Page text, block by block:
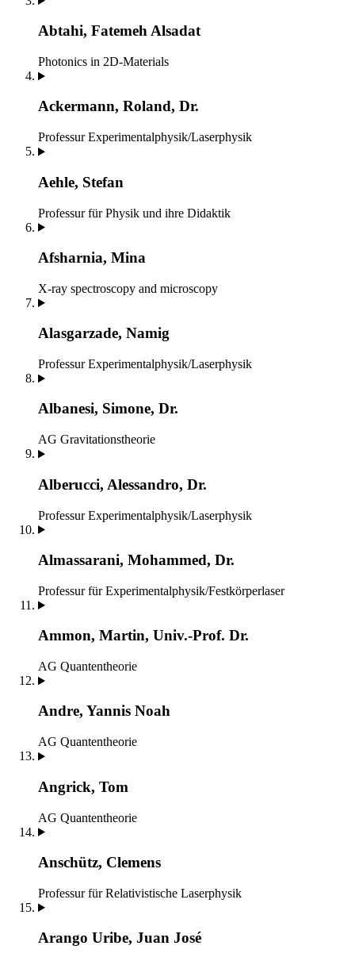
Abtahi, Fatemeh Alsadat
Photonics in 2D-Materials
Ackermann, Roland, Dr.
Professur Experimentalphysik/Laserphysik
Aehle, Stefan
Professur für Physik und ihre Didaktik
Afsharnia, Mina
X-ray spectroscopy and microscopy
Alasgarzade, Namig
Professur Experimentalphysik/Laserphysik
Albanesi, Simone, Dr.
AG Gravitationstheorie
Alberucci, Alessandro, Dr.
Professur Experimentalphysik/Laserphysik
Almassarani, Mohammed, Dr.
Professur für Experimentalphysik/Festkörperlaser
Ammon, Martin, Univ.-Prof. Dr.
AG Quantentheorie
Andre, Yannis Noah
AG Quantentheorie
Angrick, Tom
AG Quantentheorie
Anschütz, Clemens
Professur für Relativistische Laserphysik
Arango Uribe, Juan José